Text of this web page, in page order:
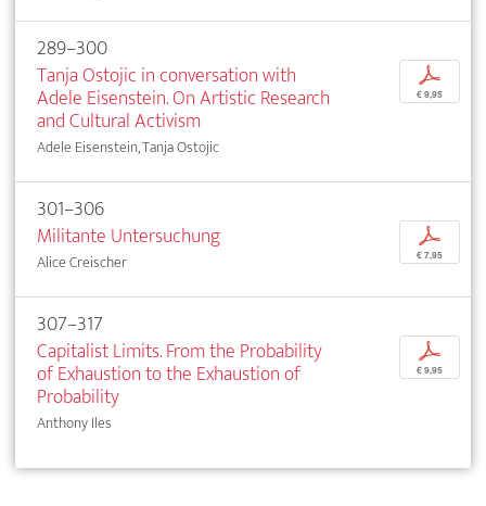
289–300
Tanja Ostojic in conversation with
Adele Eisenstein. On Artistic Research
and Cultural Activism
Adele Eisenstein, Tanja Ostojic
p
€ 9,95
301–306
Militante Untersuchung
Alice Creischer
p
€ 7,95
307–317
Capitalist Limits. From the Probability
of Exhaustion to the Exhaustion of
Probability
Anthony Iles
p
€ 9,95